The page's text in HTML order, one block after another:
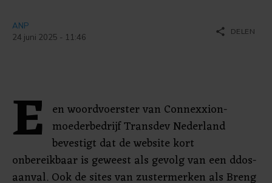
ANP
24 juni 2025 - 11:46
share DELEN
E en woordvoerster van Connexxion-
moederbedrijf Transdev Nederland
bevestigt dat de website kort
onbereikbaar is geweest als gevolg van een ddos-
aanval. Ook de sites van zustermerken als Breng